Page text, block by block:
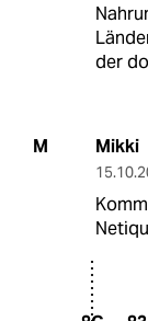
der
M Mikki